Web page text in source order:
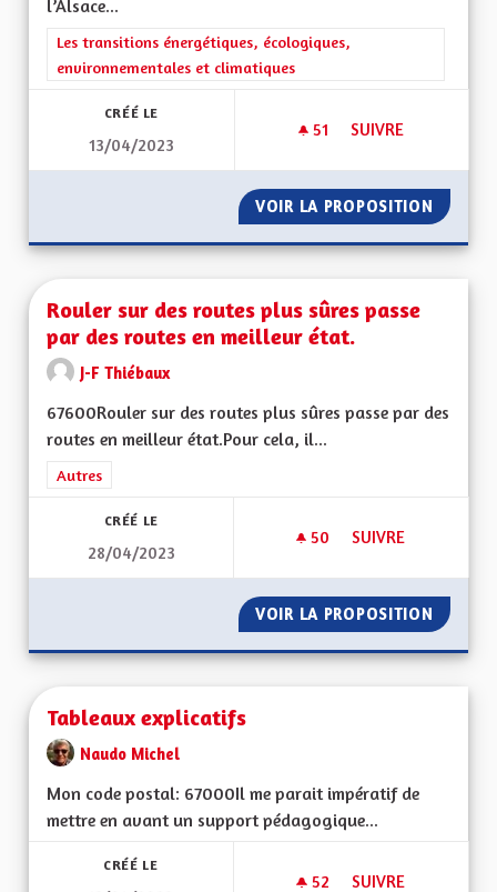
l’Alsace...
Filtrer les résultats de la catégorie : Les transitions
Les transitions énergétiques, écologiques,
environnementales et climatiques
CRÉÉ LE
13/04/2023
51 51 ABONNÉS
SUIVRE
VOIR LA PROPOSITION MIEUX
Rouler sur des routes plus sûres passe
par des routes en meilleur état.
J-F Thiébaux
67600Rouler sur des routes plus sûres passe par des
routes en meilleur état.Pour cela, il...
Filtrer les résultats de la catégorie : Autres
Autres
CRÉÉ LE
28/04/2023
50 50 ABONNÉS
SUIVRE
VOIR LA PROPOSITION
Tableaux explicatifs
Naudo Michel
Mon code postal: 67000 Il me parait impératif de
mettre en avant un support pédagogique...
CRÉÉ LE
52 52 ABONNÉS
SUIVRE